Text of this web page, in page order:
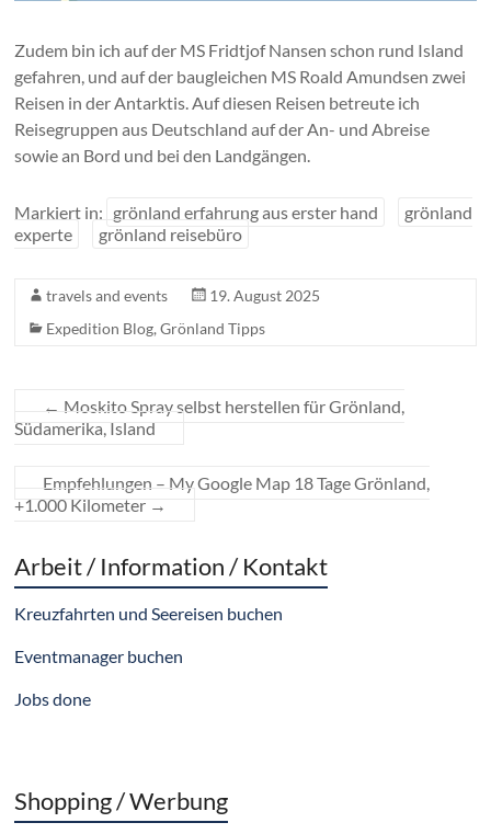
Zudem bin ich auf der MS Fridtjof Nansen schon rund Island
gefahren, und auf der baugleichen MS Roald Amundsen zwei
Reisen in der Antarktis. Auf diesen Reisen betreute ich
Reisegruppen aus Deutschland auf der An- und Abreise
sowie an Bord und bei den Landgängen.
Markiert in: grönland erfahrung aus erster hand
grönland
experte
grönland reisebüro
travels and events
19. August 2025
Expedition Blog,Grönland Tipps
← Moskito Spray selbst herstellen für Grönland,
Südamerika, Island
Empfehlungen – My Google Map 18 Tage Grönland,
+1.000 Kilometer →
Arbeit / Information / Kontakt
Kreuzfahrten und Seereisen buchen
Eventmanager buchen
Jobs done
Shopping / Werbung